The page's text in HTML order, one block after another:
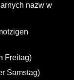
nazw w
Freitag)
Samstag)